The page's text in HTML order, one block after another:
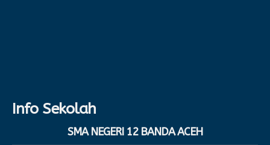
Info Sekolah
SMA NEGERI 12 BANDA ACEH